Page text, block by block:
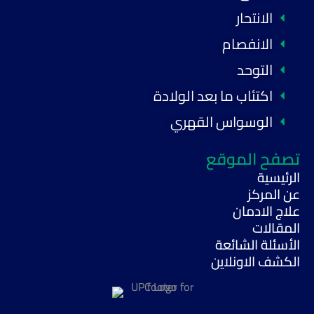
الانتحار
الانفصام
التوحد
اكتئاب ما بعد الولادة
الوسواس القهري
تصفح الموقع
الرئيسية
عن المركز
علاج الادمان
المقالات
الأسئلة الشائعة
الكشف الاونلاين